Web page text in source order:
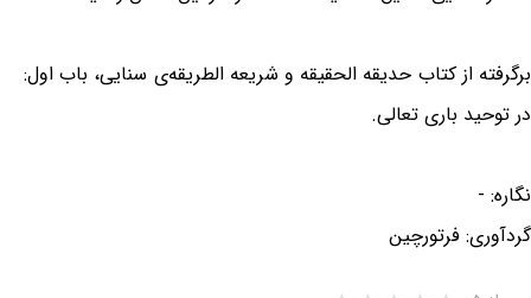
برگرفته از کتاب حدیقه الحقیقه و شریعه الطریقه‌ی سنایی، باب اول:
در توحید باری تعالی.
نگاره: -
گردآوری: فرتورچین